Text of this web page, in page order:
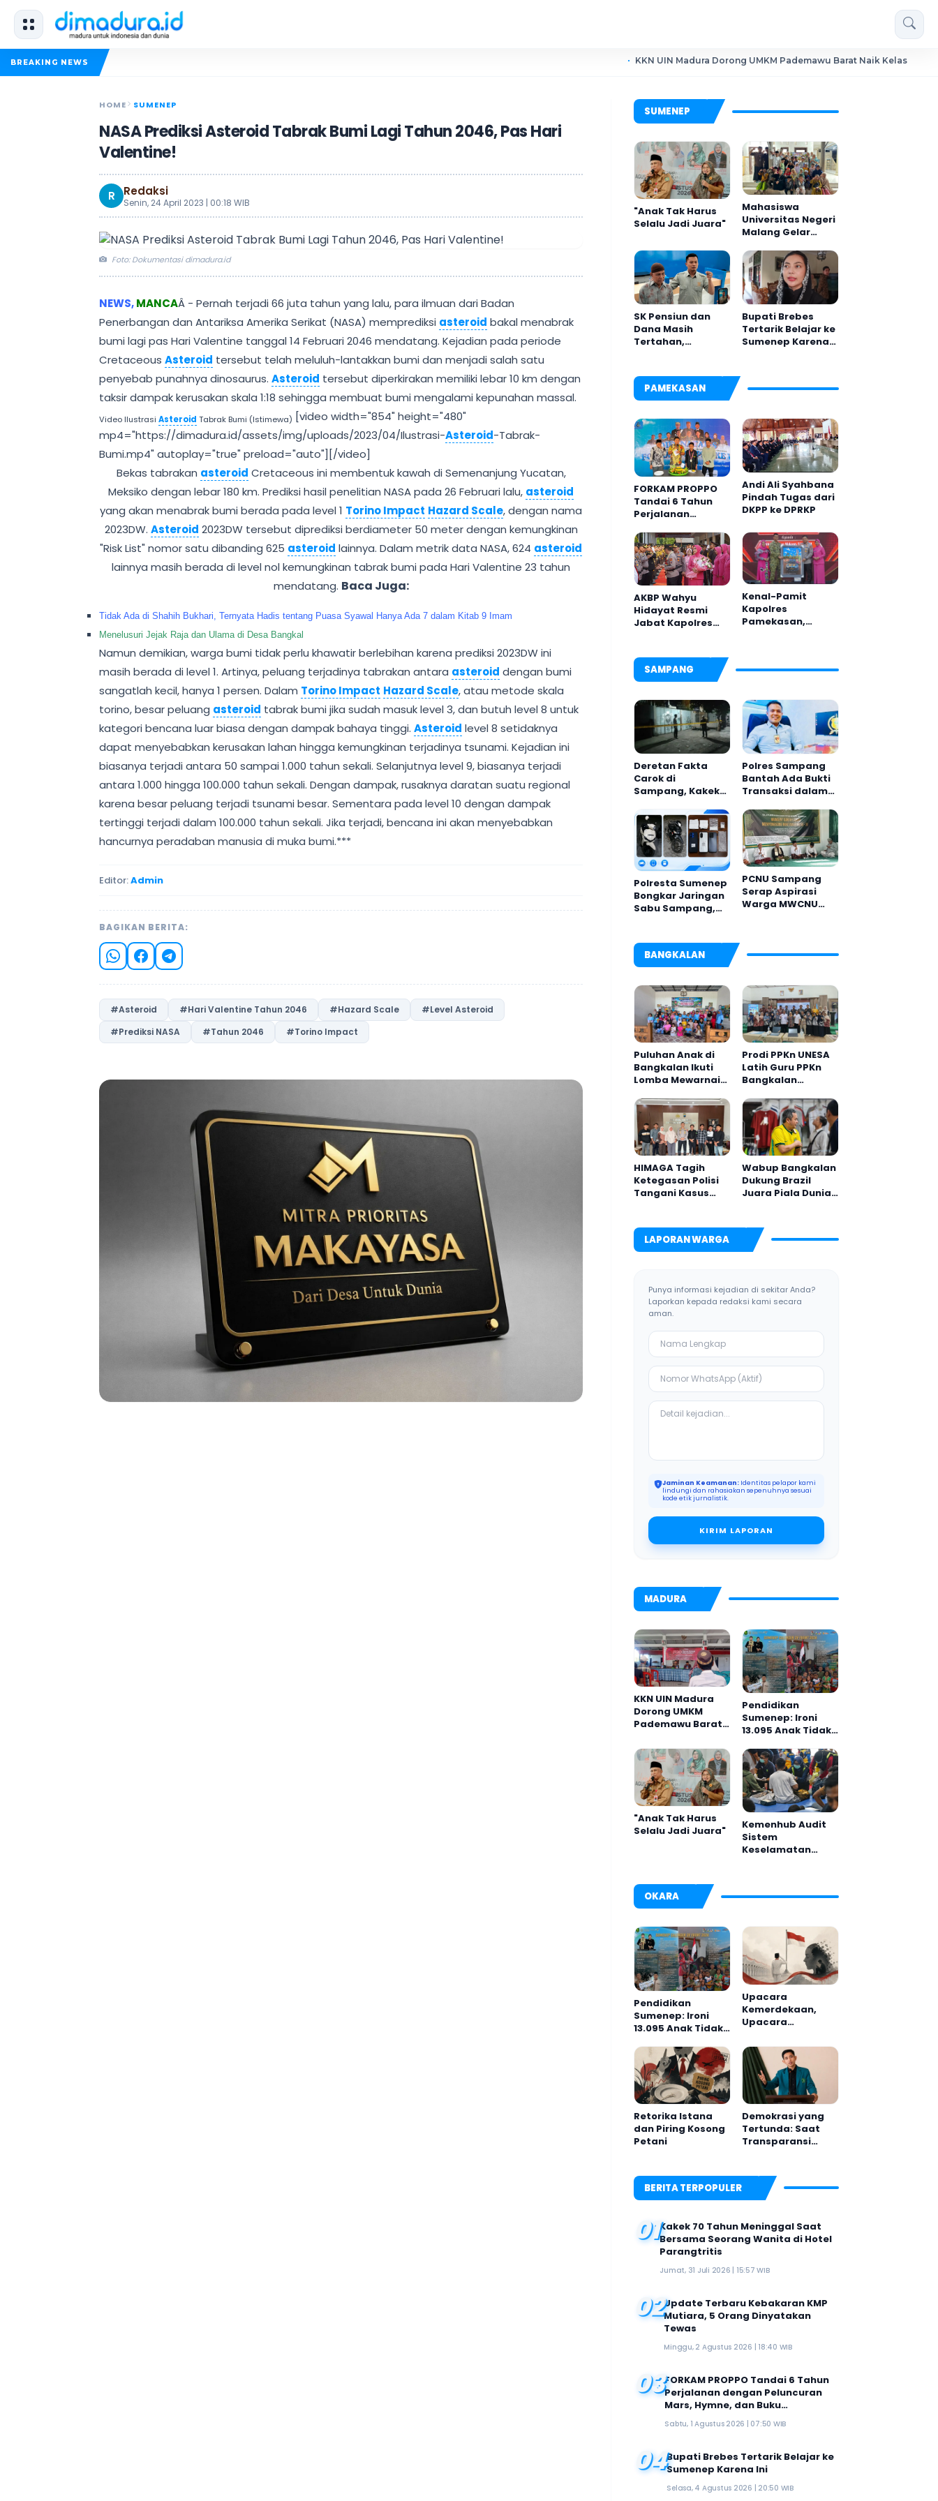
BREAKING NEWS KKN UIN Madura Dorong UMKM Pademawu Barat Naik Kelas
HOME SUMENEP
NASA Prediksi Asteroid Tabrak Bumi Lagi Tahun 2046, Pas Hari
Valentine!
R Redaksi
Senin, 24 April 2023 | 00:18 WIB
Foto: Dokumentasi dimadura.id
NEWS,MANCAÂ - Pernah terjadi 66 juta tahun yang lalu, para ilmuan dari Badan
Penerbangan dan Antariksa Amerika Serikat (NASA) memprediksi asteroid bakal menabrak
bumi lagi pas Hari Valentine tanggal 14 Februari 2046 mendatang. Kejadian pada periode
Cretaceous Asteroid tersebut telah meluluh-lantakkan bumi dan menjadi salah satu
penyebab punahnya dinosaurus. Asteroid tersebut diperkirakan memiliki lebar 10 km dengan
taksir dampak kerusakan skala 1:18 sehingga membuat bumi mengalami kepunahan massal.
Video Ilustrasi Asteroid Tabrak Bumi (Istimewa) [video width="854" height="480"
mp4="https://dimadura.id/assets/img/uploads/2023/04/Ilustrasi-Asteroid-Tabrak-
Bumi.mp4" autoplay="true" preload="auto"][/video]
Bekas tabrakan asteroid Cretaceous ini membentuk kawah di Semenanjung Yucatan,
Meksiko dengan lebar 180 km. Prediksi hasil penelitian NASA pada 26 Februari lalu, asteroid
yang akan menabrak bumi berada pada level 1 Torino Impact Hazard Scale, dengan nama
2023DW. Asteroid 2023DW tersebut diprediksi berdiameter 50 meter dengan kemungkinan
"Risk List" nomor satu dibanding 625 asteroid lainnya. Dalam metrik data NASA, 624 asteroid
lainnya masih berada di level nol kemungkinan tabrak bumi pada Hari Valentine 23 tahun
mendatang. Baca Juga:
Tidak Ada di Shahih Bukhari, Ternyata Hadis tentang Puasa Syawal Hanya Ada 7 dalam Kitab 9 Imam
Menelusuri Jejak Raja dan Ulama di Desa Bangkal
Namun demikian, warga bumi tidak perlu khawatir berlebihan karena prediksi 2023DW ini
masih berada di level 1. Artinya, peluang terjadinya tabrakan antara asteroid dengan bumi
sangatlah kecil, hanya 1 persen. Dalam Torino Impact Hazard Scale, atau metode skala
torino, besar peluang asteroid tabrak bumi jika sudah masuk level 3, dan butuh level 8 untuk
kategori bencana luar biasa dengan dampak bahaya tinggi. Asteroid level 8 setidaknya
dapat menyebabkan kerusakan lahan hingga kemungkinan terjadinya tsunami. Kejadian ini
biasanya terjadi antara 50 sampai 1.000 tahun sekali. Selanjutnya level 9, biasanya terjadi
antara 1.000 hingga 100.000 tahun sekali. Dengan dampak, rusaknya daratan suatu regional
karena besar peluang terjadi tsunami besar. Sementara pada level 10 dengan dampak
tertinggi terjadi dalam 100.000 tahun sekali. Jika terjadi, bencana ini akan menyebabkan
hancurnya peradaban manusia di muka bumi.***
Editor:Admin
BAGIKAN BERITA:
#Asteroid #Hari Valentine Tahun 2046 #Hazard Scale
#Level Asteroid
#Prediksi NASA
#Tahun 2046 #Torino Impact
SUMENEP
"Anak Tak Harus
Selalu Jadi Juara"
Mahasiswa
Universitas Negeri
Malang Gelar
di Desa Dapenda
SK Pensiun dan
Dana Masih
Tertahan,
Sumenep
Bupati Brebes
Tertarik Belajar ke
Sumenep Karena
PAMEKASAN
FORKAM PROPPO
Tandai 6 Tahun
Perjalanan
Peluncuran Mars,
Hymne, dan Buku
Organisasi
Andi Ali Syahbana
Pindah Tugas dari
DKPP ke DPRKP
AKBP Wahyu
Hidayat Resmi
Jabat Kapolres
Gerbang Pora
Kenal-Pamit
Kapolres
Pamekasan,
untuk AKBP
SAMPANG
Deretan Fakta
Carok di
Sampang, Kakek
Melawan 2 Pria
Polres Sampang
Bantah Ada Bukti
Transaksi dalam
Anak 27 Tersangka
Polresta Sumenep
Bongkar Jaringan
Sabu Sampang,
PCNU Sampang
Serap Aspirasi
Warga MWCNU
BANGKALAN
Puluhan Anak di
Bangkalan Ikuti
Lomba Mewarnai
Keluarga
Prodi PPKn UNESA
Latih Guru PPKn
Bangkalan
Pembelajaran
Inovasi Teknologi
HIMAGA Tagih
Ketegasan Polisi
Tangani Kasus
Wabup Bangkalan
Dukung Brazil
Juara Piala Dunia
LAPORAN WARGA
Punya informasi kejadian di sekitar Anda?
Laporkan kepada redaksi kami secara
aman.
Jaminan Keamanan: Identitas pelapor kami
lindungi dan rahasiakan sepenuhnya sesuai
kode etik jurnalistik.
KIRIM LAPORAN
MADURA
KKN UIN Madura
Dorong UMKM
Pademawu Barat
Pendidikan
Sumenep: Ironi
13.095 Anak Tidak
Menyaksikan
Semarak Festival
Kalender Event
2026
"Anak Tak Harus
Selalu Jadi Juara"
Kemenhub Audit
Sistem
Keselamatan
OKARA
Pendidikan
Sumenep: Ironi
13.095 Anak Tidak
Menyaksikan
Semarak Festival
Kalender Event
2026
Upacara
Kemerdekaan,
Upacara
Retorika Istana
dan Piring Kosong
Petani
Demokrasi yang
Tertunda: Saat
Transparansi
BERITA TERPOPULER
01Kakek 70 Tahun Meninggal Saat
Bersama Seorang Wanita di Hotel
Parangtritis
Jumat, 31 Juli 2026 | 15:57 WIB
02Update Terbaru Kebakaran KMP
Mutiara, 5 Orang Dinyatakan
Tewas
Minggu, 2 Agustus 2026 | 18:40 WIB
03FORKAM PROPPO Tandai 6 Tahun
Perjalanan dengan Peluncuran
Mars, Hymne, dan Buku
Sabtu, 1 Agustus 2026 | 07:50 WIB
04Bupati Brebes Tertarik Belajar ke
Sumenep Karena Ini
Selasa, 4 Agustus 2026 | 20:50 WIB